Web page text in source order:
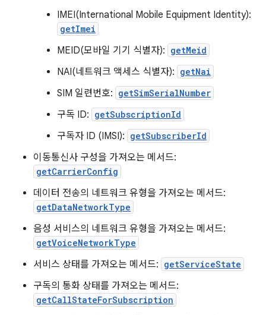
IMEI(International Mobile Equipment Identity):
getImei
MEID(모바일 기기 식별자): getMeid
NAI(네트워크 액세스 식별자): getNai
SIM 일련번호: getSimSerialNumber
구독 ID: getSubscriptionId
구독자 ID (IMSI): getSubscriberId
이동통신사 구성을 가져오는 메서드:
getCarrierConfig
데이터 전송의 네트워크 유형을 가져오는 메서드:
getDataNetworkType
음성 서비스의 네트워크 유형을 가져오는 메서드:
getVoiceNetworkType
서비스 상태를 가져오는 메서드: getServiceState
구독의 통화 상태를 가져오는 메서드:
getCallStateForSubscription